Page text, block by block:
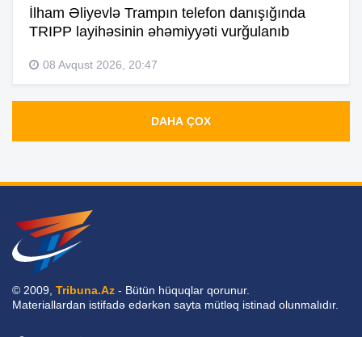
İlham Əliyevlə Trampın telefon danışığında
TRIPP layihəsinin əhəmiyyəti vurğulanıb
08 Avqust 2026, 20:47
DAHA ÇOX
© 2009, Tribuna.Az - Bütün hüquqlar qorunur.
Materiallardan istifadə edərkən sayta mütləq istinad olunmalıdır.